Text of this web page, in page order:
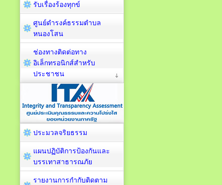
รับเรื่องร้องทุกข์
ศูนย์ดำรงค์ธรรมตำบล
หนองโสน
ช่องทางติดต่อทาง
อิเล็กทรอนิกส์สำหรับ
ประชาชน
ประมวลจริยธรรม
แผนปฏิบัติการป้องกันและ
บรรเทาสาธารณภัย
รายงานการกำกับติดตาม